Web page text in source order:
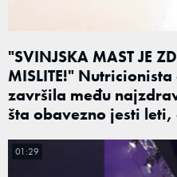
"SVINJSKA MAST JE
MISLITE!"
završila među
šta obavezno jesti
01:29